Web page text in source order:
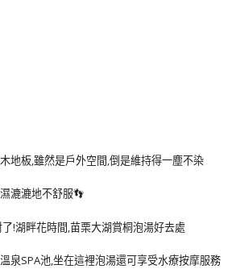
地板,雖然是戶外空間,倒是維持得一塵不染
漉漉地不舒服👣
泉SPA池,坐在這裡泡湯還可享受水療按摩服務